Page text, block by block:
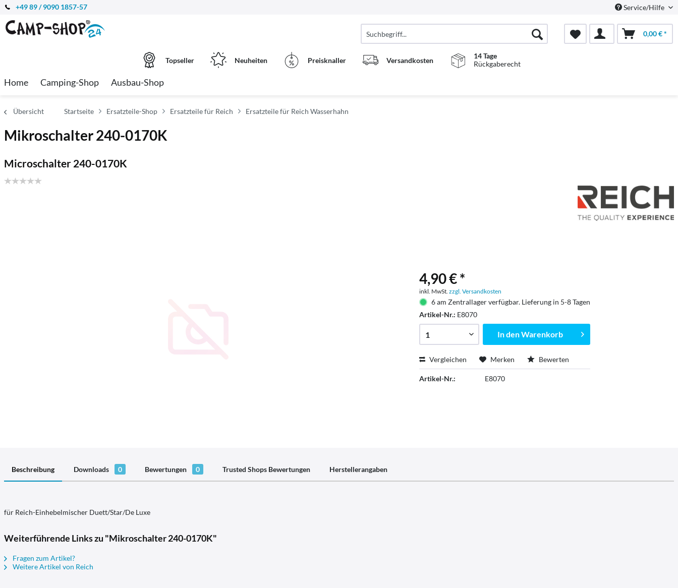
+49 89 / 9090 1857-57 Service/Hilfe
0,00 € *
Topseller Neuheiten Preisknaller Versandkosten
14 Tage
Rückgaberecht
Home Camping-Shop Ausbau-Shop
Übersicht Startseite Ersatzteile-Shop Ersatzteile für Reich Ersatzteile für Reich Wasserhahn
Mikroschalter 240-0170K
Microschalter 240-0170K
4,90 € *
inkl. MwSt.zzgl. Versandkosten
6 am Zentrallager verfügbar. Lieferung in 5-8 Tagen
Artikel-Nr.: E8070
In denWarenkorb
Vergleichen Merken Bewerten
Artikel-Nr.: E8070
Beschreibung Downloads 0 Bewertungen 0 Trusted Shops Bewertungen Herstellerangaben
für Reich-Einhebelmischer Duett/Star/De Luxe
Weiterführende Links zu "Mikroschalter 240-0170K"
Fragen zum Artikel?
Weitere Artikel von Reich